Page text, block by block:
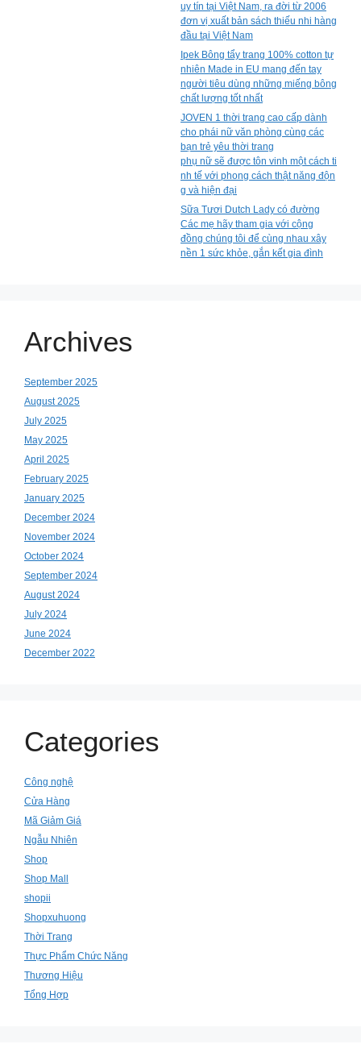
uy tín tại Việt Nam, ra đời từ 2006
đơn vị xuất bản sách thiếu nhi hàng
đầu tại Việt Nam
Ipek Bông tẩy trang 100% cotton tự
nhiên Made in EU mang đến tay
người tiêu dùng những miếng bông
chất lượng tốt nhất
JOVEN 1 thời trang cao cấp dành
cho phái nữ văn phòng cùng các
bạn trẻ yêu thời trang
phụ nữ sẽ được tôn vinh một cách ti
nh tế với phong cách thật năng độn
g và hiện đại
Sữa Tươi Dutch Lady có đường
Các mẹ hãy tham gia với cộng
đồng chúng tôi để cùng nhau xây
nền 1 sức khỏe, gắn kết gia đình
Archives
September 2025
August 2025
July 2025
May 2025
April 2025
February 2025
January 2025
December 2024
November 2024
October 2024
September 2024
August 2024
July 2024
June 2024
December 2022
Categories
Công nghệ
Cửa Hàng
Mã Giảm Giá
Ngẫu Nhiên
Shop
Shop Mall
shopii
Shopxuhuong
Thời Trang
Thực Phẩm Chức Năng
Thương Hiệu
Tổng Hợp